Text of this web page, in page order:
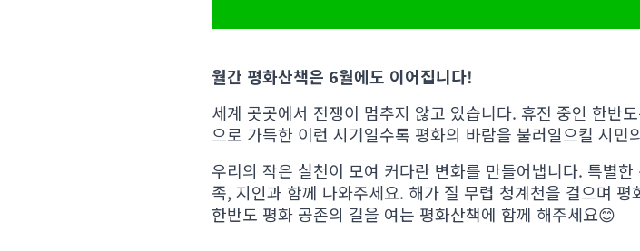
월간 평화산책은 6월에도 이어집니다!
세계 곳곳에서 전쟁이 멈추지 않고 있습니다. 휴전 중인 한반
으로 가득한 이런 시기일수록 평화의 바람을 불러일으킬 시민
우리의 작은 실천이 모여 커다란 변화를 만들어냅니다. 특별
족, 지인과 함께 나와주세요. 해가 질 무렵 청계천을 걸으며
한반도 평화 공존의 길을 여는 평화산책에 함께 해주세요😊